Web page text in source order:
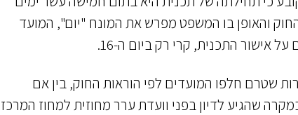
והאופן בו המשפט מפרש את המונח "יום", המועד
שטרם חלפו המועדים לפי הוראות החוק, בין אם
שהגיע לדיון בפני וועדת ערר מחוזית למחוז המרכז